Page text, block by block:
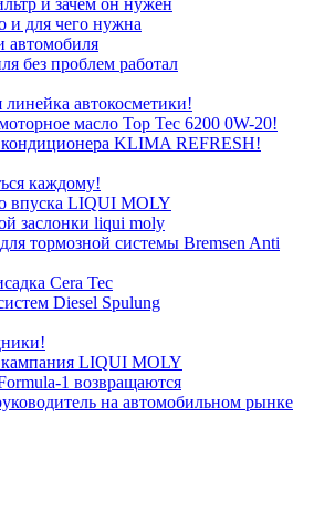
и зачем он нужен
и для чего нужна
автомобиля
без проблем работал
автокосметики!
масло Top Tec 6200 0W-20!
KLIMA REFRESH!
каждому!
впуска LIQUI MOLY
заслонки liqui moly
тормозной системы Bremsen Anti
Cera Tec
Diesel Spulung
кампания LIQUI MOLY
1 возвращаются
на автомобильном рынке